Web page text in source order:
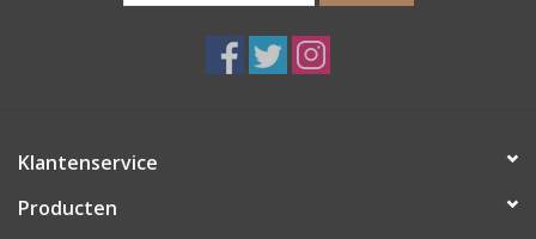
Klantenservice
Producten